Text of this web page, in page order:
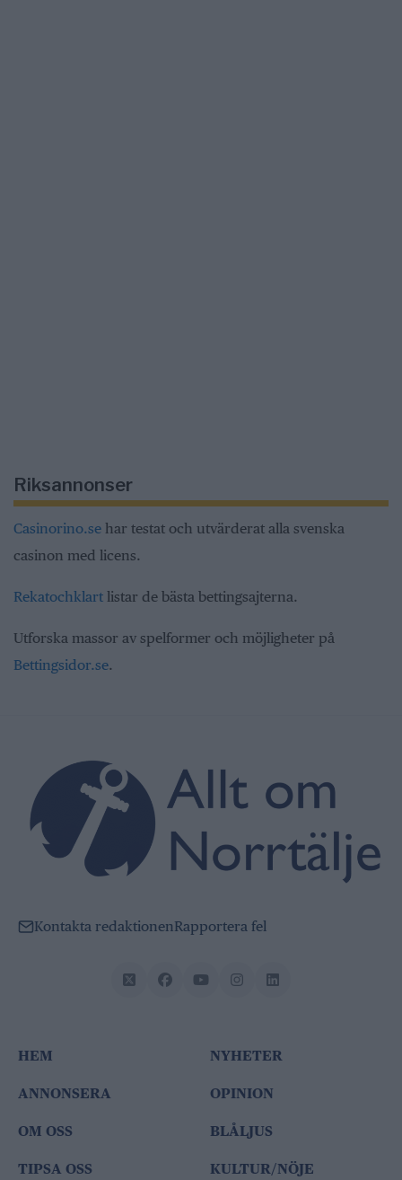
Riksannonser
Casinorino.se har testat och utvärderat alla svenska
casinon med licens.
Rekatochklart listar de bästa bettingsajterna.
Utforska massor av spelformer och möjligheter på
Bettingsidor.se.
Kontakta redaktionenRapportera fel
HEM
ANNONSERA
OM OSS
TIPSA OSS
NYHETER
OPINION
BLÅLJUS
KULTUR/NÖJE